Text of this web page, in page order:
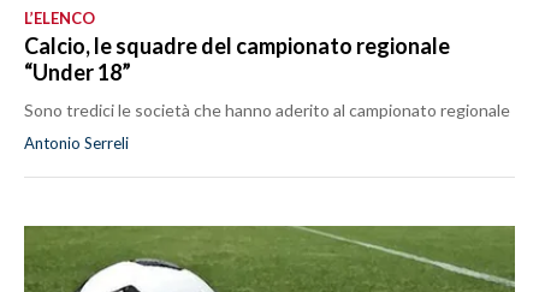
L’ELENCO
Calcio, le squadre del campionato regionale
“Under 18”
Sono tredici le società che hanno aderito al campionato regionale
Antonio Serreli